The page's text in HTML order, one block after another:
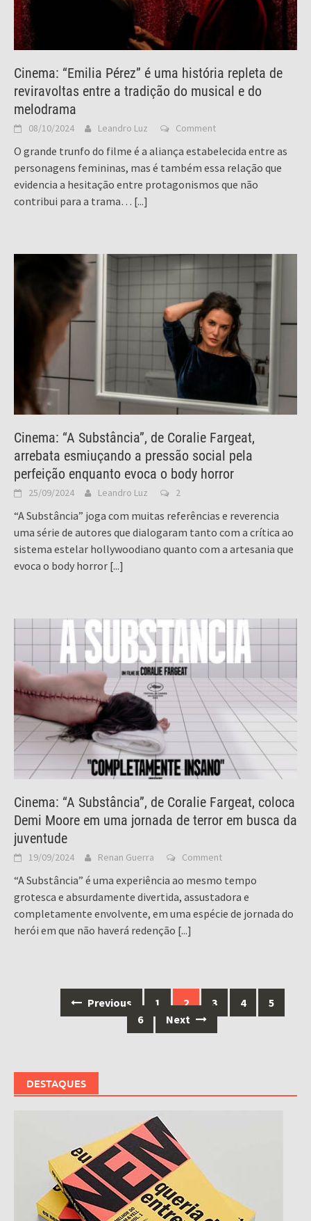
Cinema: “Emilia Pérez” é uma história repleta de
reviravoltas entre a tradição do musical e do
melodrama
08/10/2024 Leandro Luz Comment
O grande trunfo do filme é a aliança estabelecida entre as
personagens femininas, mas é também essa relação que
evidencia a hesitação entre protagonismos que não
contribui para a trama… [...]
Cinema: “A Substância”, de Coralie Fargeat,
arrebata esmiuçando a pressão social pela
perfeição enquanto evoca o body horror
25/09/2024 Leandro Luz 2
“A Substância” joga com muitas referências e reverencia
uma série de autores que dialogaram tanto com a crítica ao
sistema estelar hollywoodiano quanto com a artesania que
evoca o body horror [...]
Cinema: “A Substância”, de Coralie Fargeat, coloca
Demi Moore em uma jornada de terror em busca da
juventude
19/09/2024 Renan Guerra Comment
“A Substância” é uma experiência ao mesmo tempo
grotesca e absurdamente divertida, assustadora e
completamente envolvente, em uma espécie de jornada do
herói em que não haverá redenção [...]
navigation
Previous 1 2 3 4
5
6
Next
DESTAQUES